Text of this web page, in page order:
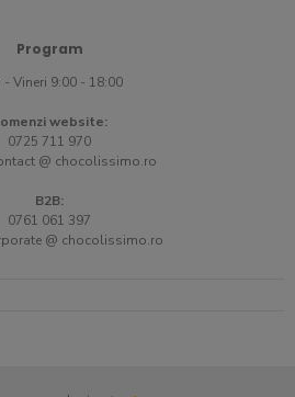
Program
- Vineri 9:00 - 18:00
website:
0725 711 970
@ chocolissimo.ro
B2B:
0761 061 397
@ chocolissimo.ro